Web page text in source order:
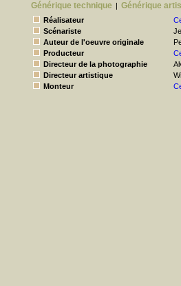
Générique technique | Générique
Réalisateur
Scénariste
Auteur de l'oeuvre originale
Producteur
Directeur de la photographie
Directeur artistique
Monteur